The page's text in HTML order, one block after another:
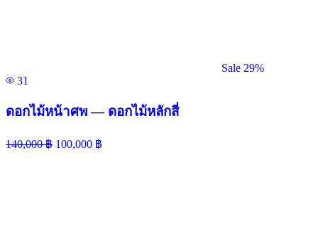
Sale 29%
31
ดอกไม้หน้าศพ — ดอกไม้หลักสี่
140,000฿ 100,000 ฿